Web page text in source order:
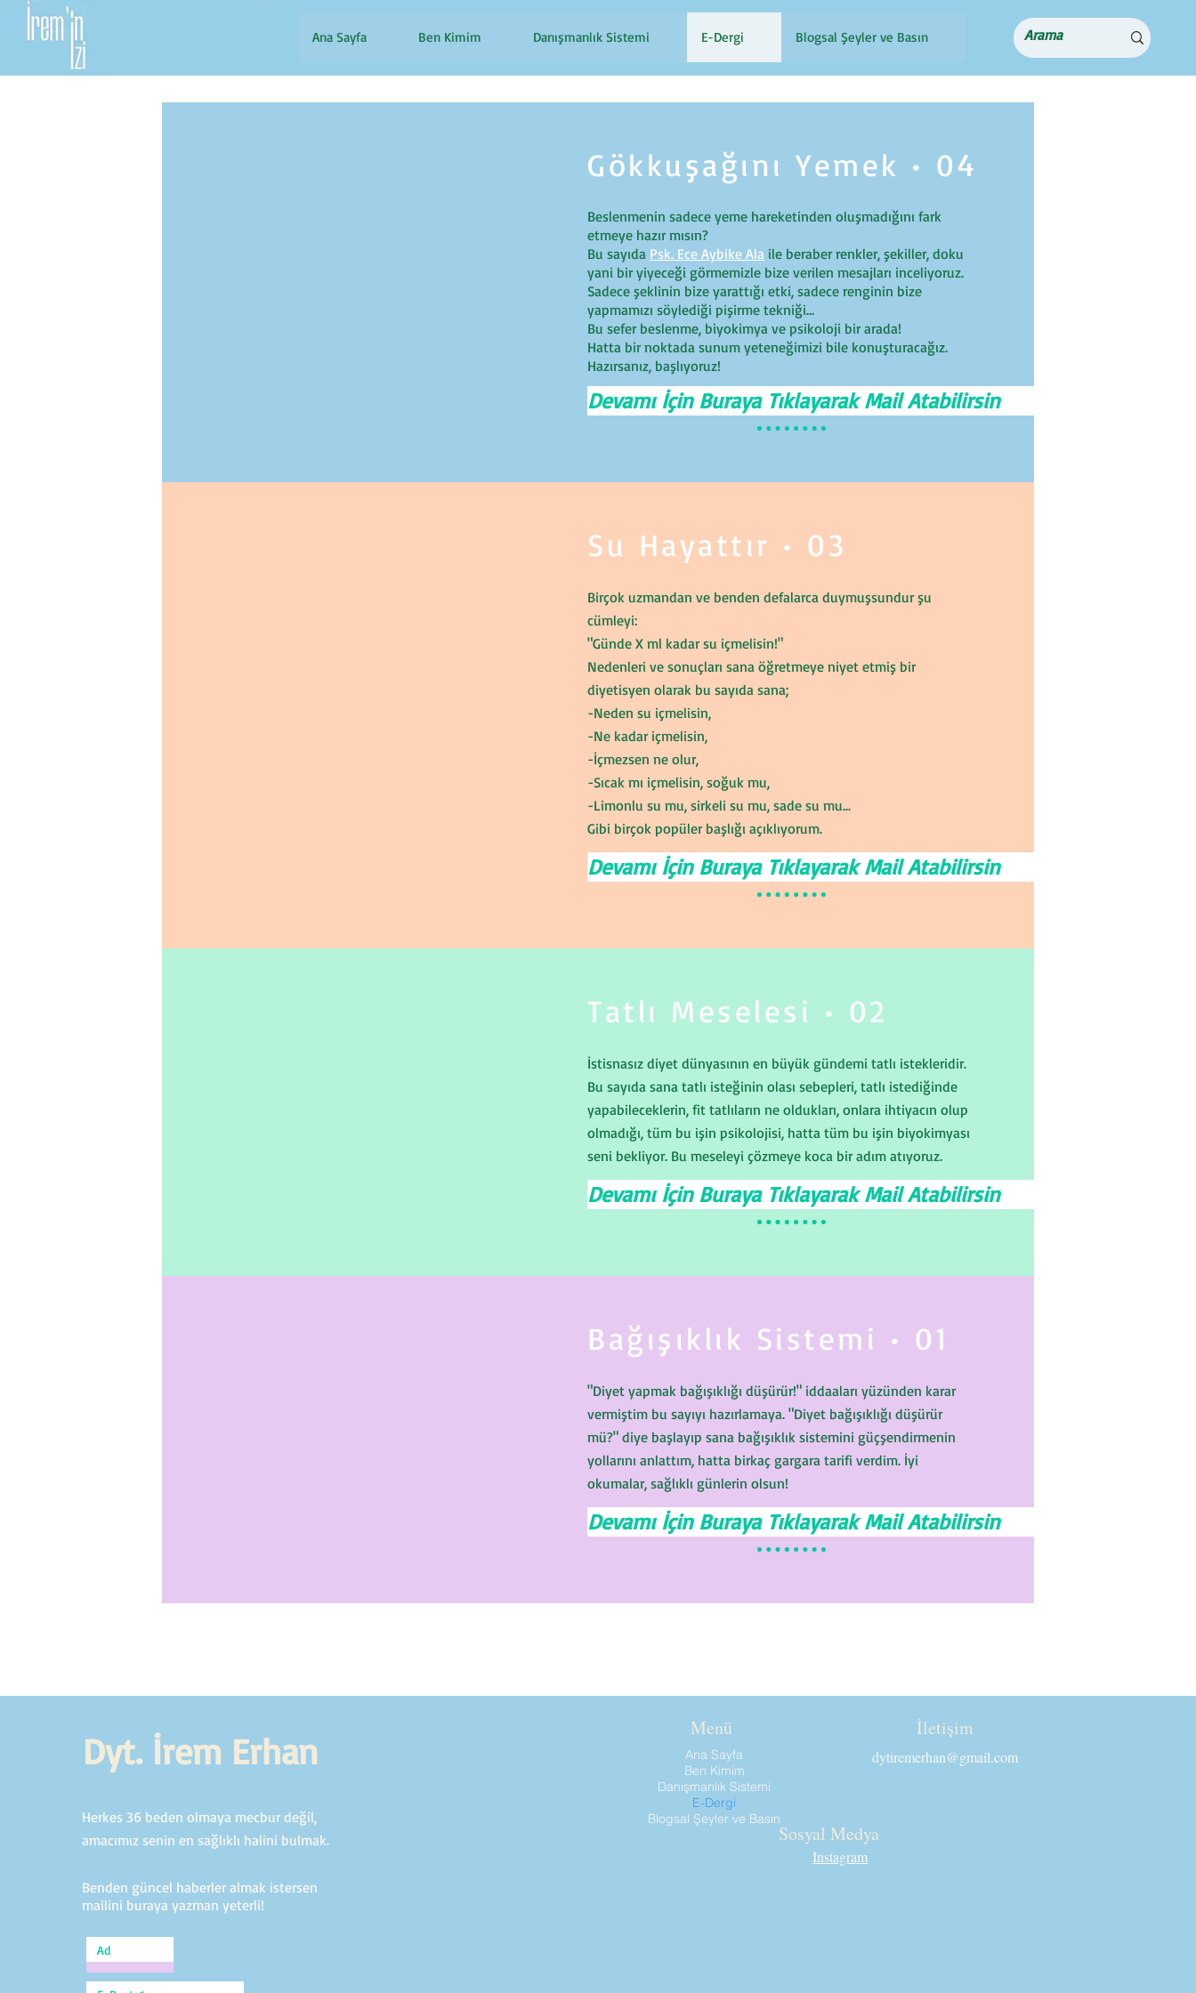
Ana Sayfa Ben Kimim Danışmanlık Sistemi E-Dergi Blogsal Şeyler ve Basın
Gökkuşağını Yemek • 04
Beslenmenin sadece yeme hareketinden oluşmadığını fark
etmeye hazır mısın?
Bu sayıda Psk. Ece Aybike Ala ile beraber renkler, şekiller, doku
yani bir yiyeceği görmemizle bize verilen mesajları inceliyoruz.
Sadece şeklinin bize yarattığı etki, sadece renginin bize
yapmamızı söylediği pişirme tekniği...
Bu sefer beslenme, biyokimya ve psikoloji bir arada!
Hatta bir noktada sunum yeteneğimizi bile konuşturacağız.
Hazırsanız, başlıyoruz!
Devamı İçin Buraya Tıklayarak Mail Atabilirsin
Su Hayattır • 03
Birçok uzmandan ve benden defalarca duymuşsundur şu
cümleyi:
"Günde X ml kadar su içmelisin!"
Nedenleri ve sonuçları sana öğretmeye niyet etmiş bir
diyetisyen olarak bu sayıda sana;
-Neden su içmelisin,
-Ne kadar içmelisin,
-İçmezsen ne olur,
-Sıcak mı içmelisin, soğuk mu,
-Limonlu su mu, sirkeli su mu, sade su mu...
Gibi birçok popüler başlığı açıklıyorum.
Devamı İçin Buraya Tıklayarak Mail Atabilirsin
Tatlı Meselesi • 02
İstisnasız diyet dünyasının en büyük gündemi tatlı istekleridir.
Bu sayıda sana tatlı isteğinin olası sebepleri, tatlı istediğinde
yapabileceklerin, fit tatlıların ne oldukları, onlara ihtiyacın olup
olmadığı, tüm bu işin psikolojisi, hatta tüm bu işin biyokimyası
seni bekliyor. Bu meseleyi çözmeye koca bir adım atıyoruz.
Devamı İçin Buraya Tıklayarak Mail Atabilirsin
Bağışıklık Sistemi • 01
"Diyet yapmak bağışıklığı düşürür!" iddaaları yüzünden karar
vermiştim bu sayıyı hazırlamaya. "Diyet bağışıklığı düşürür
mü?" diye başlayıp sana bağışıklık sistemini güçşendirmenin
yollarını anlattım, hatta birkaç gargara tarifi verdim. İyi
okumalar, sağlıklı günlerin olsun!
Devamı İçin Buraya Tıklayarak Mail Atabilirsin
Dyt. İrem Erhan
Herkes 36 beden olmaya mecbur değil,
amacımız senin en sağlıklı halini bulmak.
Benden güncel haberler almak istersen
mailini buraya yazman yeterli!
Menü
Ana Sayfa
Ben Kimim
Danışmanlık Sistemi
E-Dergi
Blogsal Şeyler ve Basın
İletişim
dytiremerhan@gmail.com
Sosyal Medya
Instagram